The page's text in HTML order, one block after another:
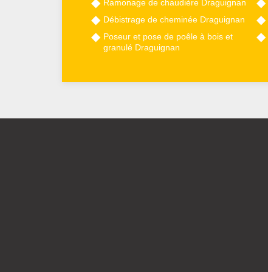
Ramonage de chaudière Draguignan
Débistrage de cheminée Draguignan
Poseur et pose de poêle à bois et
granulé Draguignan